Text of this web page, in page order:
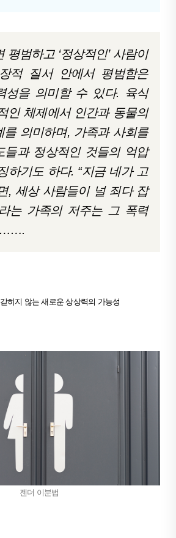
평범하고 ‘정상적인’ 사람이
적 질서 안에서 평범함은
성을 의미할 수 있다. 육식
인 체제에서 인간과 동물의
를 의미하며, 가족과 사회를
들과 정상적인 것들의 억압
하기도 하다. “지금 네가 고
, 세상 사람들이 널 죄다 잡
는 가족의 저주는 그 폭력
…….
히지 않는 새로운 상상력의 가능성
젠더 이분법